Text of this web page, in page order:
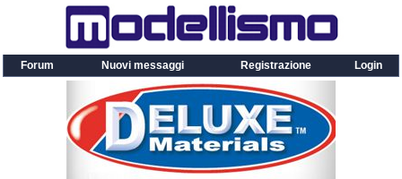
Forum Nuovi messaggi Registrazione Login